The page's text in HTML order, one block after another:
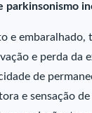
parkinsonismo
e embaralhado,
e perda da
de
e sensação